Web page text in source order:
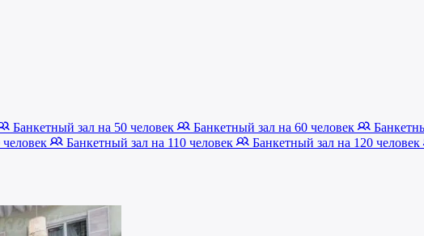
Банкетный зал на 50 человек Банкетный зал на 60 человек
Банкетный зал на 110 человек Банкетный зал на 120 человек